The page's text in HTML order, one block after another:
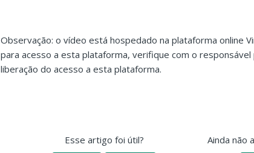
Observação: o vídeo está hospedado na plataforma online
para acesso a esta plataforma, verifique com o
liberação do acesso a esta plataforma.
Esse artigo foi útil? Ainda não